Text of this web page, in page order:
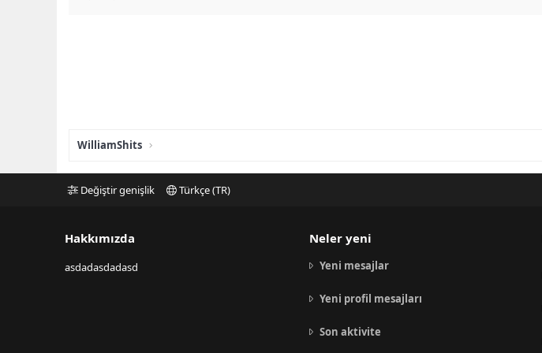
WilliamShits
Değiştir genişlik Türkçe (TR)
Hakkımızda
asdadasdadasd
Neler yeni
Yeni mesajlar
Yeni profil mesajları
Son aktivite